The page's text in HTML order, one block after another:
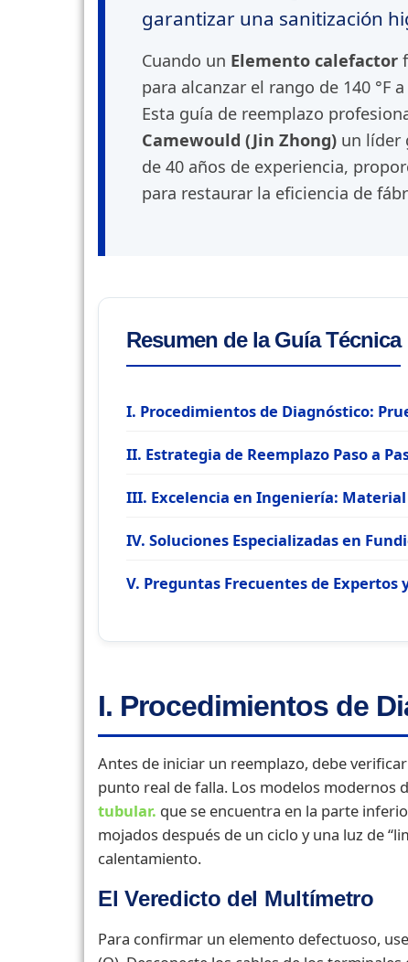
garantizar una sanitización
Cuando un Elemento calefactor
para alcanzar el rango de 140 °F
Esta guía de reemplazo
Camewould (Jin Zhong) un líder
de 40 años de experiencia,
para restaurar la eficiencia de
Resumen de la Guía Técnica
I. Procedimientos de Diagnóstico:
II. Estrategia de Reemplazo Paso a
III. Excelencia en Ingeniería: Material
IV. Soluciones Especializadas en
V. Preguntas Frecuentes de
I. Procedimientos de
Antes de iniciar un reemplazo, debe
punto real de falla. Los modelos modernos
tubular. que se encuentra en la parte
mojados después de un ciclo y una luz de
calentamiento.
El Veredicto del Multímetro
Para confirmar un elemento defectuoso,